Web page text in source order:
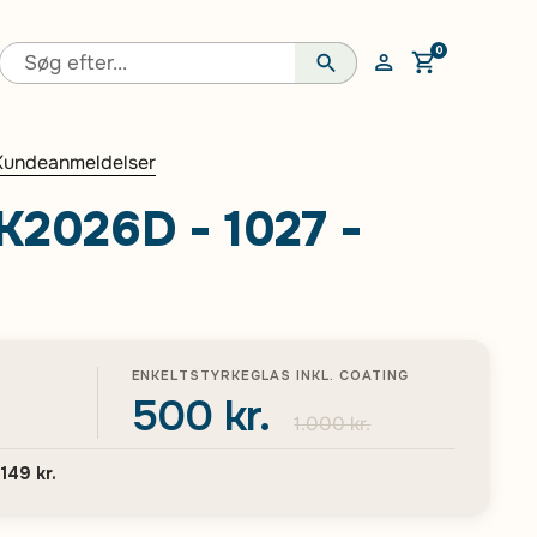
Åben vogn
0
- 1027 -
ENKELTSTYRKEGLAS INKL. COATING
500 kr. 1.000 kr.
kr.